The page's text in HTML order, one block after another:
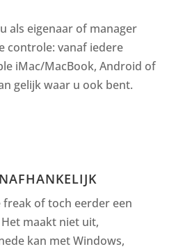
als eigenaar of manager
controle: vanaf iedere
iMac/MacBook, Android of
gelijk waar u ook bent.
freak of toch eerder een
maakt niet uit,
kan met Windows,